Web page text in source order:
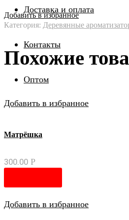
Доставка и оплата
Контакты
Оптом
Добавить в избранное
Категория: Деревянные
Похожие
Добавить в избранное
Матрёшка
300.00 Р
Добавить в избранное